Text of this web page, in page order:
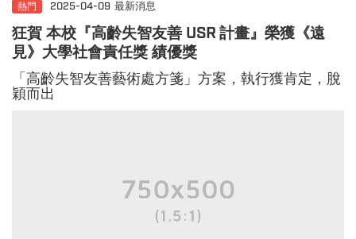
熱門 2025-04-09 最新消息
狂賀 本校『高齡失智友善 USR 計畫』 榮獲《遠
見》大學社會責任獎 績優獎
「高齡失智友善藝術處方箋」方案，執行獲肯定，脫
穎而出